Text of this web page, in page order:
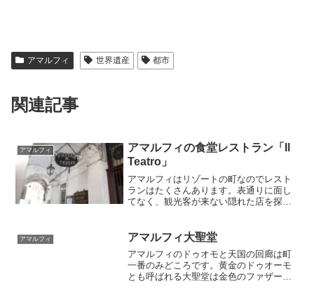
アマルフィ 世界遺産 都市
関連記事
アマルフィ
アマルフィの食堂レストラン「Il
Teatro」
アマルフィはリゾートの町なのでレスト
ランはたくさんあります。表通りに面し
てなく、観光客が来ない隠れた店を探し
たたずみ、店員さんの愛想も抜群でし
ストパフォーマンスはかなり高いです。
安く美味しく隠れ家的なお店が好きな人
には最適でしょう。
アマルフィ アマルフィ大聖堂
アマルフィのドゥオモと天国の回廊は町
一番のみどころです。黄金のドゥオーモ
とも呼ばれる大聖堂は金色のファザード